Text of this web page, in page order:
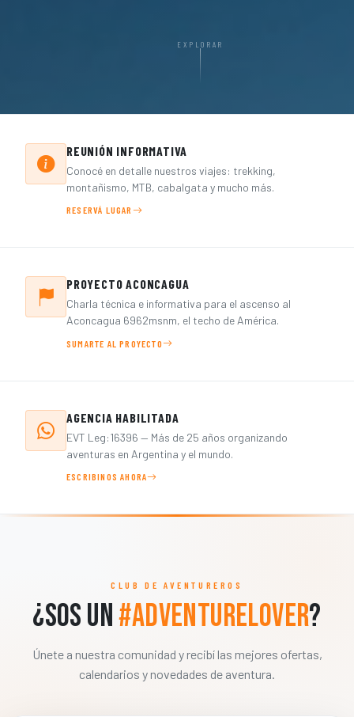
EXPLORAR
REUNIÓN INFORMATIVA
Conocé en detalle nuestros viajes: trekking,
montañismo, MTB, cabalgata y mucho más.
RESERVÁ LUGAR
PROYECTO ACONCAGUA
Charla técnica e informativa para el ascenso al
Aconcagua 6962msnm, el techo de América.
SUMARTE AL PROYECTO
AGENCIA HABILITADA
EVT Leg:16396 — Más de 25 años organizando
aventuras en Argentina y el mundo.
ESCRIBINOS AHORA
CLUB DE AVENTUREROS
¿Sos un#AdventureLover?
Únete a nuestra comunidad y recibí las mejores ofertas,
calendarios y novedades de aventura.